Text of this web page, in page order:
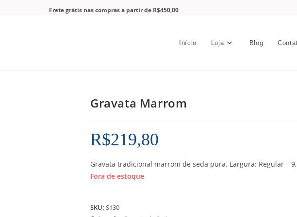
Frete grátis nas compras a partir de R$450,00
Início Loja Blog
Gravata Marrom
R$219,80
Gravata tradicional marrom de seda pura. Largura: Regular –
Fora de estoque
SKU: S130